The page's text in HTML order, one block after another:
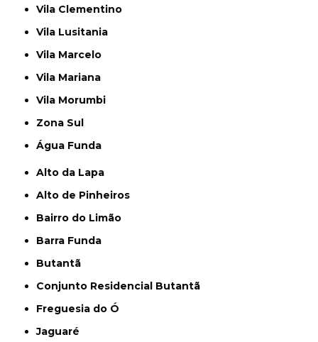
Vila Clementino
Vila Lusitania
Vila Marcelo
Vila Mariana
Vila Morumbi
Zona Sul
Água Funda
Alto da Lapa
Alto de Pinheiros
Bairro do Limão
Barra Funda
Butantã
Conjunto Residencial Butantã
Freguesia do Ó
Jaguaré